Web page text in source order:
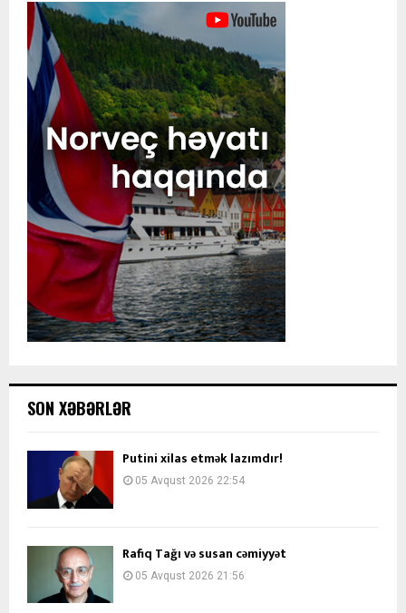
SON XƏBƏRLƏR
Putini xilas etmək lazımdır!
05 Avqust 2026 22:54
Rafiq Tağı və susan cəmiyyət
05 Avqust 2026 21:56